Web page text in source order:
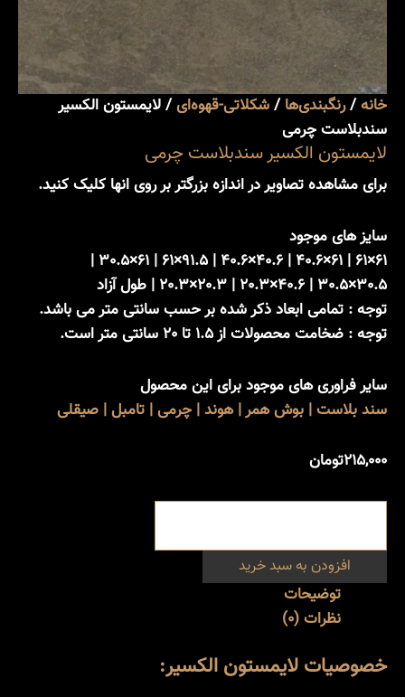
خانه/رنگبندی‌ها/شکلاتی-قهوه‌ای/ لایمستون الکسیر
سندبلاست چرمی
لایمستون الکسیر سندبلاست چرمی
برای مشاهده تصاویر در اندازه بزرگتر بر روی انها کلیک کنید.
سایز های موجود
61×61 | 61×40.6 | 40.6×40.6 | 91.5×61 | 61×30.5 |
30.5×30.5 | 40.6×20.3 | 20.3×20.3 | طول آزاد
توجه : تمامی ابعاد ذکر شده بر حسب سانتی متر می باشد.
توجه : ضخامت محصولات از 1.5 تا 20 سانتی متر است.
سایر فراوری های موجود برای این محصول
سند بلاست | بوش همر | هوند | چرمی | تامبل | صیقلی
۲۱۵,۰۰۰تومان
افزودن به سبد خرید
توضیحات
نظرات (0)
خصوصیات لایمستون الکسیر: